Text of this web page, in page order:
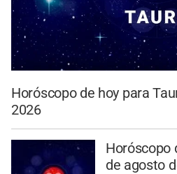
Horóscopo de hoy para
2026
Horóscopo
de agosto